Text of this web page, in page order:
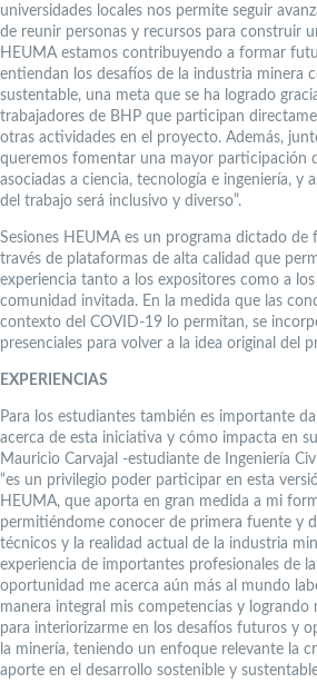
universidades locales nos permite seguir
de reunir personas y recursos para construir
HEUMA estamos contribuyendo a formar
entiendan los desafíos de la industria minera
sustentable, una meta que se ha logrado
trabajadores de BHP que participan
otras actividades en el proyecto. Además,
queremos fomentar una mayor participación
asociadas a ciencia, tecnología e ingeniería, y
del trabajo será inclusivo y diverso”.
Sesiones HEUMA es un programa dictado de
través de plataformas de alta calidad que
experiencia tanto a los expositores como a
comunidad invitada. En la medida que las
contexto del COVID-19 lo permitan, se
presenciales para volver a la idea original del
EXPERIENCIAS
Para los estudiantes también es importante
acerca de esta iniciativa y cómo impacta en
Mauricio Carvajal -estudiante de Ingeniería
“es un privilegio poder participar en esta
HEUMA, que aporta en gran medida a mi
permitiéndome conocer de primera fuente y
técnicos y la realidad actual de la industria
experiencia de importantes profesionales de
oportunidad me acerca aún más al mundo
manera integral mis competencias y
para interiorizarme en los desafíos futuros y
la minería, teniendo un enfoque relevante la
aporte en el desarrollo sostenible y